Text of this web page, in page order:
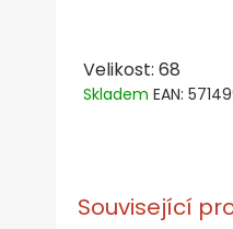
Velikost: 68
Skladem EAN:
Související